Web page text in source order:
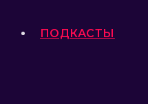
ПОДКАСТЫ